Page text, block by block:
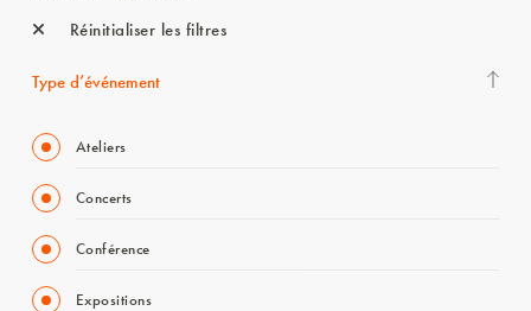
Réinitialiser les filtres
Type d’événement
Ateliers
Concerts
Conférence
Expositions